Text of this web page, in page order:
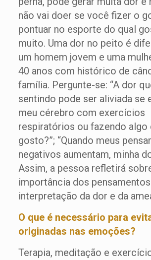
não vai doer se você fizer o
pontuar no esporte do qual
muito. Uma dor no peito é
um homem jovem e uma
40 anos com histórico de
família. Pergunte-se: “A dor
sentindo pode ser aliviada se
meu cérebro com exercícios
respiratórios ou fazendo algo
gosto?”; “Quando meus
negativos aumentam, minha
Assim, a pessoa refletirá
importância dos
interpretação da dor e da
O que é necessário para
originadas nas emoções?
Terapia, meditação e